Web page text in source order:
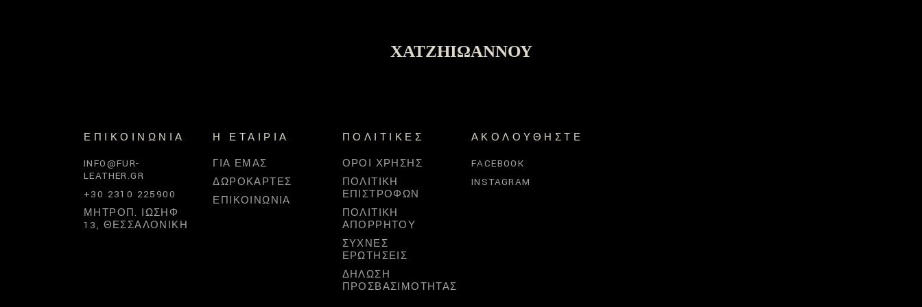
ΧΑΤΖΗΙΩΆΝΝΟΥ
ΕΠΙΚΟΙΝΩΝΊΑ
INFO@FUR-
LEATHER.GR
+30 2310 225900
ΜΗΤΡΟΠ. ΙΩΣΉΦ
13, ΘΕΣΣΑΛΟΝΊΚΗ
Η ΕΤΑΙΡΊΑ
ΓΙΑ ΕΜΆΣ
ΔΩΡΟΚΆΡΤΕΣ
ΕΠΙΚΟΙΝΩΝΊΑ
ΠΟΛΙΤΙΚΈΣ
ΌΡΟΙ ΧΡΉΣΗΣ
ΠΟΛΙΤΙΚΉ
ΕΠΙΣΤΡΟΦΏΝ
ΠΟΛΙΤΙΚΉ
ΑΠΟΡΡΉΤΟΥ
ΣΥΧΝΈΣ
ΕΡΩΤΉΣΕΙΣ
ΔΉΛΩΣΗ
ΠΡΟΣΒΑΣΙΜΌΤΗΤΑΣ
ΑΚΟΛΟΥΘΉΣΤΕ
FACEBOOK
INSTAGRAM